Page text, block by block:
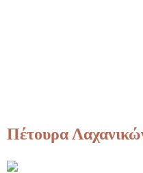
Πέτουρα